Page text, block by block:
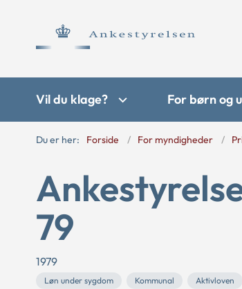
Vil du klage? For børn og
Du er her: Forside For myndigheder
79
1979
Løn under sygdom Kommunal Aktivloven